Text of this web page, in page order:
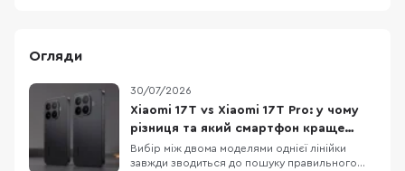
Огляди
30/07/2026
Xiaomi 17T vs Xiaomi 17T Pro: у чому
різниця та який смартфон краще
обрати
Вибір між двома моделями однієї лінійки
завжди зводиться до пошуку правильного